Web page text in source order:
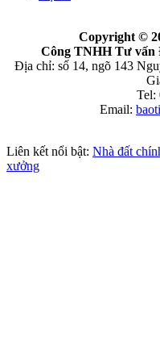
Copyright ©
Công TNHH Tư vấn
Địa chỉ: số 14, ngõ 143
Tel:
Email:
Liên kết nổi bật: Nhà đất
xưởng